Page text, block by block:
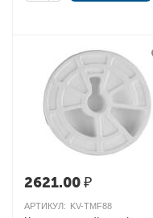
2621.00₽
АРТИКУЛ: KV-TMF88